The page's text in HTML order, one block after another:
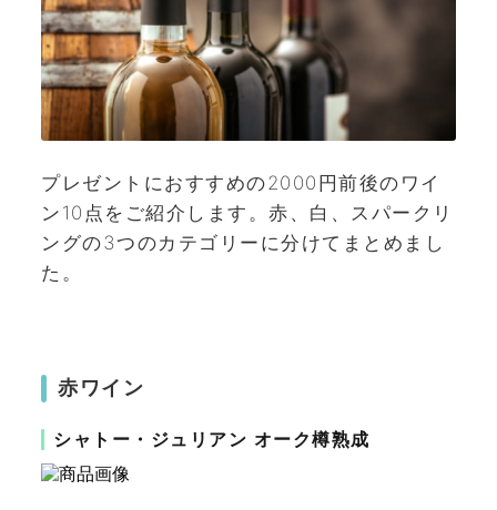
プレゼントにおすすめの2000円前後のワイ
ン10点をご紹介します。赤、白、スパークリ
ングの3つのカテゴリーに分けてまとめまし
た。
赤ワイン
シャトー・ジュリアン オーク樽熟成